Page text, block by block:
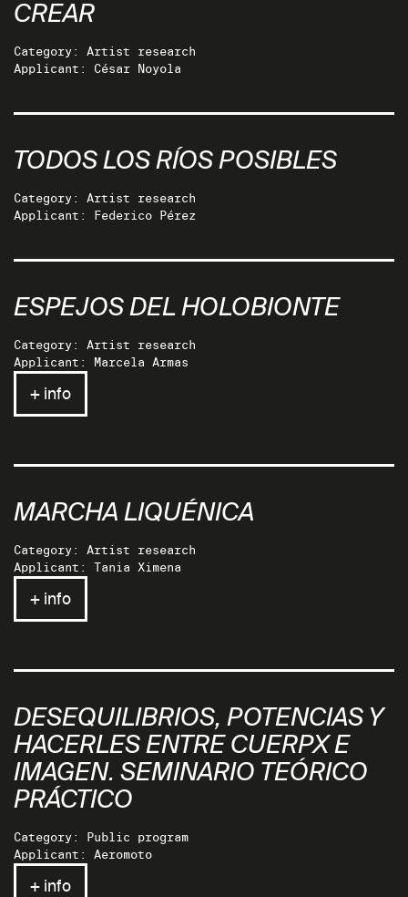
CREAR
Category: Artist research
Applicant: César Noyola
TODOS LOS RÍOS POSIBLES
Category: Artist research
Applicant: Federico Pérez
ESPEJOS DEL HOLOBIONTE
Category: Artist research
Applicant: Marcela Armas
+ info
MARCHA LIQUÉNICA
Category: Artist research
Applicant: Tania Ximena
+ info
DESEQUILIBRIOS, POTENCIAS Y
HACERLES ENTRE CUERPX E
IMAGEN. SEMINARIO TEÓRICO
PRÁCTICO
Category: Public program
Applicant: Aeromoto
+ info